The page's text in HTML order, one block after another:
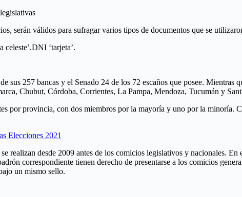
serán válidos para sufragar varios tipos de documentos que se
‘tarjeta’.
sus 257 bancas y el Senado 24 de los 72 escaños que posee.
Chubut, Córdoba, Corrientes, La Pampa, Mendoza, Tucumán y
por provincia, con dos miembros por la mayoría y uno por la minoría.
Elecciones 2021
realizan desde 2009 antes de los comicios legislativos y nacionales.
correspondiente tienen derecho de presentarse a los comicios
un mismo sello.